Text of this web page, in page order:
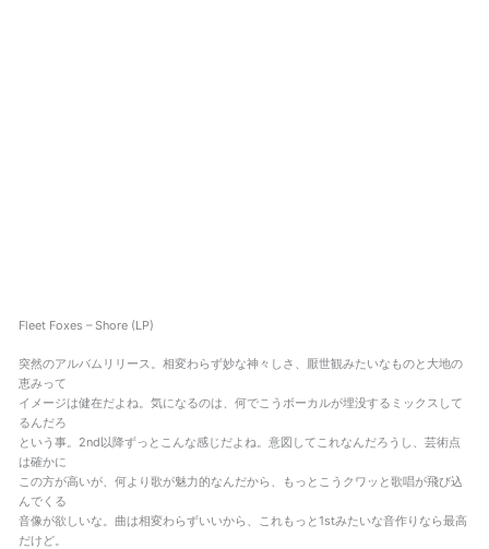
Fleet Foxes – Shore (LP)
突然のアルバムリリース。相変わらず妙な神々しさ、厭世観みたいなものと大地の
恵みって
イメージは健在だよね。気になるのは、何でこうボーカルが埋没するミックスして
るんだろ
という事。2nd以降ずっとこんな感じだよね。意図してこれなんだろうし、芸術点
は確かに
この方が高いが、何より歌が魅力的なんだから、もっとこうクワッと歌唱が飛び込
んでくる
音像が欲しいな。曲は相変わらずいいから、これもっと1stみたいな音作りなら最高
だけど。